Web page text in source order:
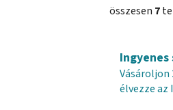
L
t
a
i
összesen 7
Vásároljon
élvezze az